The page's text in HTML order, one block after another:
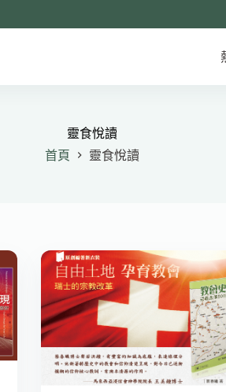
靈食悅讀
首頁
靈食悅讀